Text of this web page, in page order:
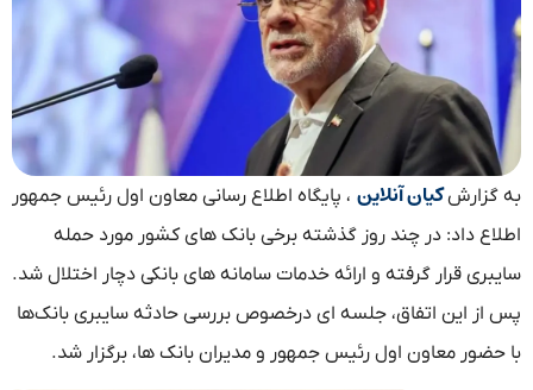
به گزارشکیان آنلاین ، پایگاه اطلاع رسانی معاون اول رئیس جمهور
اطلاع داد: در چند روز گذشته برخی بانک های کشور مورد حمله
سایبری قرار گرفته و ارائه خدمات سامانه های بانکی دچار اختلال شد.
پس از این اتفاق، جلسه ای درخصوص بررسی حادثه سایبری بانک‌ها
با حضور معاون اول رئیس جمهور و مدیران بانک ها، برگزار شد.